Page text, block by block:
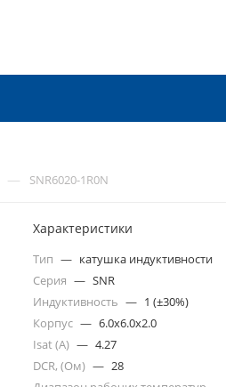
— SNR6020-1R0N
Характеристики
Тип — катушка индуктивности
Серия — SNR
Индуктивность — 1 (±30%)
Корпус — 6.0x6.0x2.0
Isat (A) — 4.27
DCR, (Ом) — 28